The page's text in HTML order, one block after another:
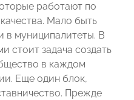
работают по
Мало быть
в муниципалитеты. В
стоит задача создать
в каждом
Еще один блок,
Прежде